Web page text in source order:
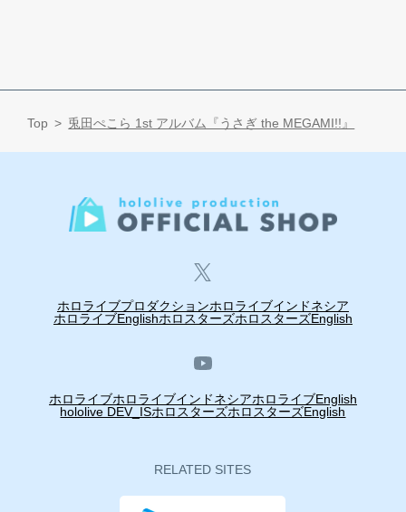
Top 兎田ぺこら 1st アルバム『うさぎ the MEGAMI!!』
ホロライブプロダクションホロライブインドネシア
ホロライブEnglishホロスターズホロスターズEnglish
ホロライブホロライブインドネシアホロライブEnglish
hololive DEV_ISホロスターズホロスターズEnglish
RELATED SITES